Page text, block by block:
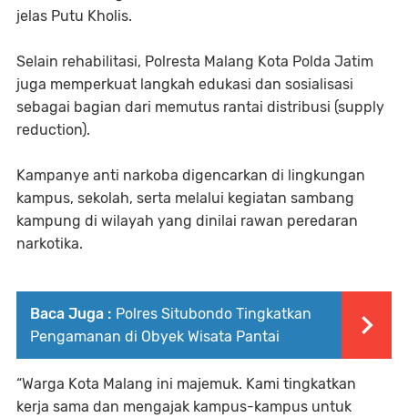
jelas Putu Kholis.
Selain rehabilitasi, Polresta Malang Kota Polda Jatim
juga memperkuat langkah edukasi dan sosialisasi
sebagai bagian dari memutus rantai distribusi (supply
reduction).
Kampanye anti narkoba digencarkan di lingkungan
kampus, sekolah, serta melalui kegiatan sambang
kampung di wilayah yang dinilai rawan peredaran
narkotika.
Baca Juga : Polres Situbondo Tingkatkan
Pengamanan di Obyek Wisata Pantai
“Warga Kota Malang ini majemuk. Kami tingkatkan
kerja sama dan mengajak kampus-kampus untuk